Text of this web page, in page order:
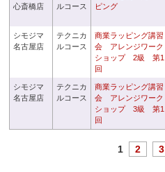
心斎橋店
ルコース
ピング
シモジマ
名古屋店
テクニカ
ルコース
商業ラッピング講習
会 アレンジワーク
ショップ 2級 第1
回
シモジマ
名古屋店
テクニカ
ルコース
商業ラッピング講習
会 アレンジワーク
ショップ 3級 第1
回
1 2 3